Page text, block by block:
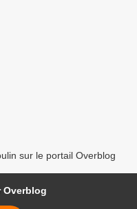
sur le portail Overblog
Overblog